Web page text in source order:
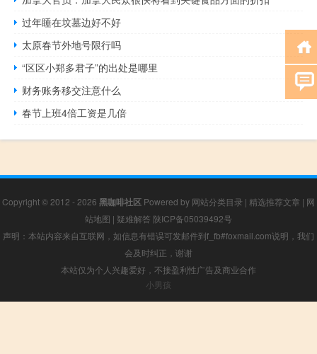
过年睡在坟墓边好不好
太原春节外地号限行吗
“区区小郑多君子”的出处是哪里
财务账务移交注意什么
春节上班4倍工资是几倍
Copyright © 2012 - 2026 黑咖啡社区 Powered by 网站分类目录 | 精选推荐文章 | 网
站地图 | 疑难解答 陕ICP备05039492号
声明：本站内容来自互联网，如信息有错误可发邮件到f_fb#foxmail.com说明，我们
会及时纠正，谢谢
本站仅为个人兴趣爱好，不接盈利性广告及商业合作
小男孩